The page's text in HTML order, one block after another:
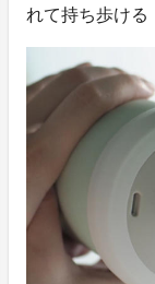
れて持ち歩ける